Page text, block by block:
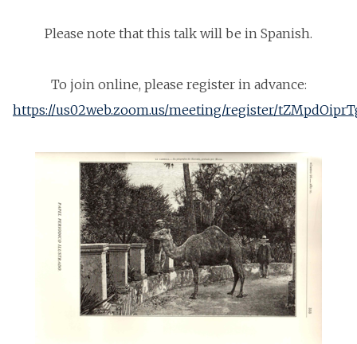
Please note that this talk will be in Spanish.
To join online, please register in advance:
https://us02web.zoom.us/meeting/register/